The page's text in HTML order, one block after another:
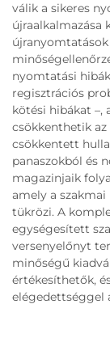
válik a sikeres
újraalkalmazása
újranyomtatások
nyomtatási
regisztrációs
kötési hibákat –,
csökkenthetik
csökkentett
panaszokból és
magazinjaik
amely a
tükrözi. A
egységesített
versenyelőnyt
minőségű
értékesíthetők,
elégedettséggel